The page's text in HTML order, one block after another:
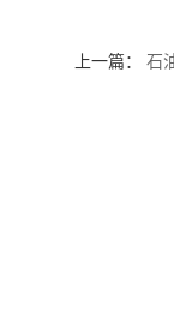
上一篇： 石